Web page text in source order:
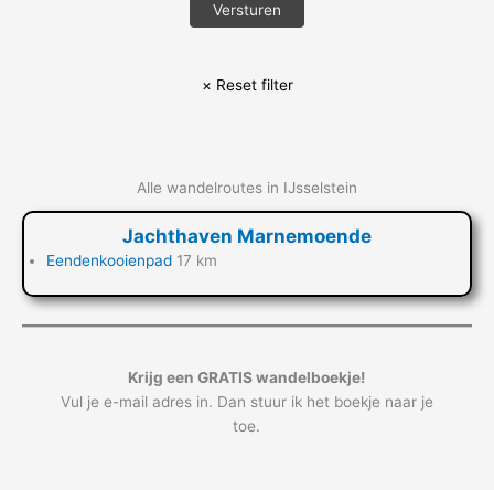
Alle wandelroutes in IJsselstein
Jachthaven Marnemoende
Eendenkooienpad 17 km
Krijg een GRATIS wandelboekje!
Vul je e-mail adres in. Dan stuur ik het boekje naar je
toe.